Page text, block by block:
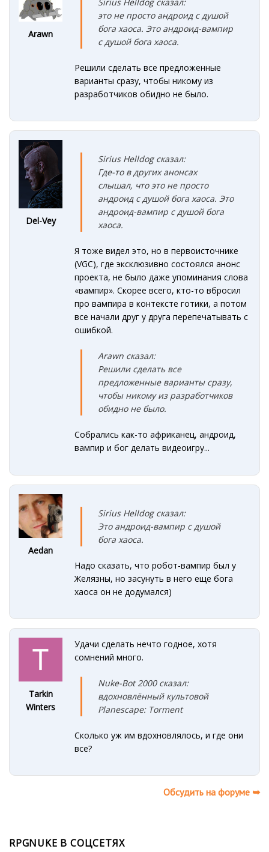
Arawn
это не просто андроид с душой
бога хаоса. Это андроид-вампир
с душой бога хаоса.
Решили сделать все предложенные
варианты сразу, чтобы никому из
разработчиков обидно не было.
Del-Vey
Sirius Helldog сказал:
Где-то в других анонсах
слышал, что это не просто
андроид с душой бога хаоса. Это
андроид-вампир с душой бога
хаоса.
Я тоже видел это, но в первоисточнике
(VGC), где эксклюзивно состоялся анонс
проекта, не было даже упоминания слова
«вампир». Скорее всего, кто-то вбросил
про вампира в контексте готики, а потом
все начали друг у друга перепечатывать с
ошибкой.
Arawn сказал:
Решили сделать все
предложенные варианты сразу,
чтобы никому из разработчиков
обидно не было.
Собрались как-то африканец, андроид,
вампир и бог делать видеоигру...
Aedan
Sirius Helldog сказал:
Это андроид-вампир с душой
бога хаоса.
Надо сказать, что робот-вампир был у
Желязны, но засунуть в него еще бога
хаоса он не додумался)
Tarkin
Winters
Удачи сделать нечто годное, хотя
сомнений много.
Nuke-Bot 2000 сказал:
вдохновлённый культовой
Planescape: Torment
Сколько уж им вдохновлялось, и где они
все?
Обсудить на форуме ➥
RPGNUKE В СОЦСЕТЯХ